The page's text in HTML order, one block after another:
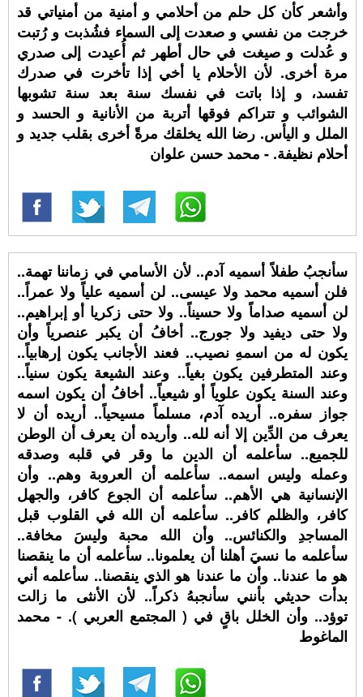
وأشعر كأن كل حلم من أحلامي و أمنية من أمنياتي قد
خرجت من نفسي و صعدت إلى السماء فشُذبت و رُتبت
و عُدلت و صيغت في حال أطهر ثم أُعيدت إلى صدري
مرة أخرى. لأن الأحلام يا أخي إذا تأخرت في صدرك
تفسد، و إذا باتت في نفسك سنة بعد سنة تشوبها
الشوائب و تتراكم فوقها أتربة من الأنانية و الحسد و
الملل و اليأس. رضا الله يخلقك مرةً أخرى بقلب جديد و
أحلام نظيفة. - محمد حسن علوان
سأنجبُ طفلاً أسميه آدم.. لأن الأسامي في زماننا تهمة..
فلن أسميه محمد ولا عيسى.. لن أسميه علياً ولا عمراً..
لن أسميه صداماً ولا حسيناً.. ولا حتى زكريا أو إبراهيم..
ولا حتى ديفيد ولا جورج.. أخافُ أن يكبر عنصرياً وأن
يكون له من اسمهِ نصيب.. فعند الأجانب يكون إرهابياً..
وعند المتطرفين يكون بغياً.. وعند الشيعة يكون سنياً..
وعند السنة يكون علوياً أو شيعياً.. أخافُ أن يكون اسمه
جواز سفره.. أريده آدم، مسلماً مسيحياً.. أريده أن لا
يعرف من الدِّين إلا أنه لله.. وأريده أن يعرف أن الوطن
للجميع.. سأعلمه أن الدين ما وقر في قلبه وصدقه
وعمله وليس اسمه.. سأعلمه أن العروبة وهم.. وأن
الإنسانية هي الأهم.. سأعلمه أن الجوع كافر، والجهل
كافر، والظلم كافر.. سأعلمه أن الله في القلوب قبل
المساجدِ والكنائس.. وأن الله محبة وليسَ مخافة..
سأعلمه ما نسيَ أهلنا أن يعلمونا.. سأعلمه أن ما ينقصنا
هو ما عندنا.. وأن ما عندنا هو الذي ينقصنا.. سأعلمه أني
بدأت حديثي بأنني سأنجبهُ ذكراً.. لأن الأنثى ما زالت
توؤد.. وأن الخلل باقٍ في ( المجتمع العربي ). - محمد
الماغوط